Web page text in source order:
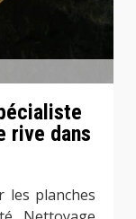
rive dans
les planches